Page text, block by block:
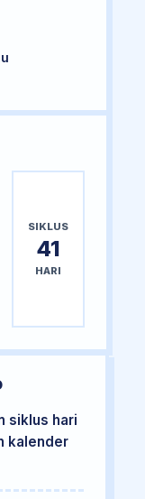
SIKLUS
41
HARI
siklus hari
kalender